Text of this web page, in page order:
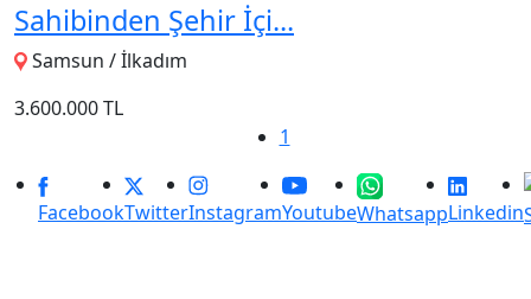
Sahibinden Şehir İçi...
Samsun / İlkadım
3.600.000 TL
1
FacebookTwitterInstagramYoutubeWhatsappLinkedin